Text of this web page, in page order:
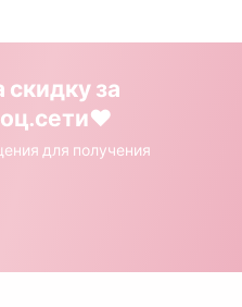
за
для получения